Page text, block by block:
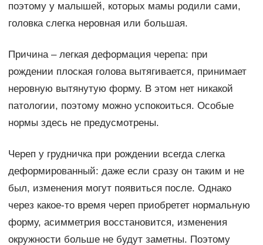
поэтому у малышей, которых мамы родили сами,
головка слегка неровная или большая.
Причина – легкая деформация черепа: при
рождении плоская голова вытягивается, принимает
неровную вытянутую форму. В этом нет никакой
патологии, поэтому можно успокоиться. Особые
нормы здесь не предусмотрены.
Череп у грудничка при рождении всегда слегка
деформированный: даже если сразу он таким и не
был, изменения могут появиться после. Однако
через какое-то время череп приобретет нормальную
форму, асимметрия восстановится, изменения
окружности больше не будут заметны. Поэтому